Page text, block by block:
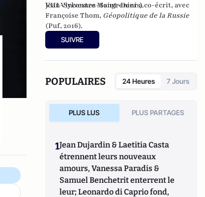
VIII Vincennes-Saint-Denis).
Jean-Sylvestre Mongrenier a co-écrit, avec
Françoise Thom, Géopolitique de la Russie
(Puf, 2016).
SUIVRE
POPULAIRES 24 Heures 7 Jours
PLUS LUS PLUS PARTAGES
1Jean Dujardin & Laetitia Casta
étrennent leurs nouveaux
amours, Vanessa Paradis &
Samuel Benchetrit enterrent le
leur; Leonardo di Caprio fond,